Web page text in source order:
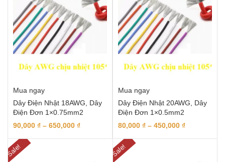
Mua ngay
Dây Điện Nhật 18AWG, Dây
Điện Đơn 1×0.75mm2
90,000 ₫ – 650,000 ₫
Mua ngay
Dây Điện Nhật 20AWG, Dây
Điện Đơn 1×0.5mm2
80,000 ₫ – 450,000 ₫
Sale! Sale!